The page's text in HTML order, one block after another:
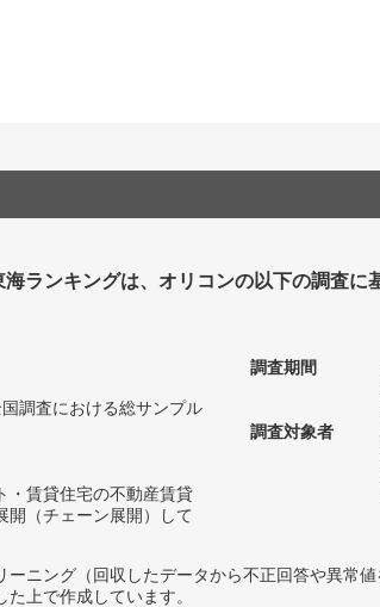
海ランキングは、オリコンの以下の調査に
調査における総サンプル
・賃貸住宅の不動産賃貸
開（チェーン展開）して
調査期間
調査対象者
ニング（回収したデータから不正回答や異常値
上で作成しています。